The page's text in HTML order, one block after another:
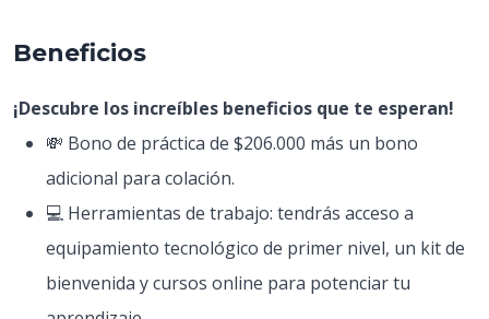
Beneficios
¡Descubre los increíbles beneficios que te esperan!
💸 Bono de práctica de $206.000 más un bono
adicional para colación.
💻 Herramientas de trabajo: tendrás acceso a
equipamiento tecnológico de primer nivel, un kit de
bienvenida y cursos online para potenciar tu